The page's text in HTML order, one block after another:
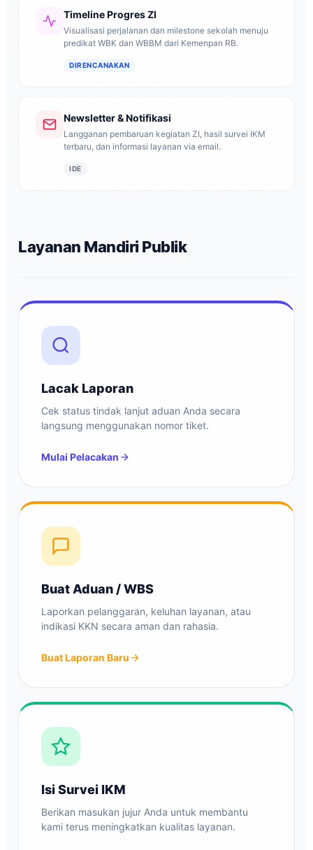
Timeline Progres ZI
Visualisasi perjalanan dan milestone sekolah menuju
predikat WBK dan WBBM dari Kemenpan RB.
DIRENCANAKAN
Newsletter & Notifikasi
Langganan pembaruan kegiatan ZI, hasil survei IKM
terbaru, dan informasi layanan via email.
IDE
Layanan Mandiri Publik
Lacak Laporan
Cek status tindak lanjut aduan Anda secara
langsung menggunakan nomor tiket.
Mulai Pelacakan
Buat Aduan / WBS
Laporkan pelanggaran, keluhan layanan, atau
indikasi KKN secara aman dan rahasia.
Buat Laporan Baru
Isi Survei IKM
Berikan masukan jujur Anda untuk membantu
kami terus meningkatkan kualitas layanan.